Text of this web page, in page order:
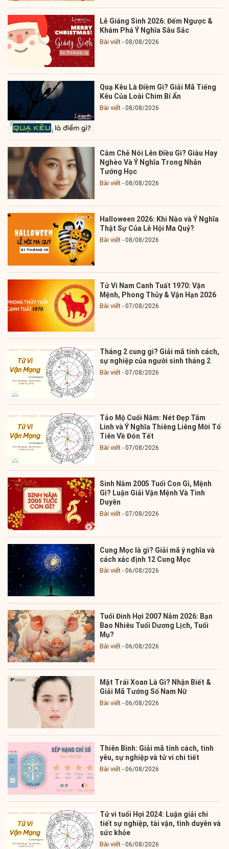
Lễ Giáng Sinh 2026: Đếm Ngược &
Khám Phá Ý Nghĩa Sâu Sắc
Bài viết 08/08/2026
Quạ Kêu Là Điềm Gì? Giải Mã Tiếng
Kêu Của Loài Chim Bí Ẩn
Bài viết 08/08/2026
Cằm Chẻ Nói Lên Điều Gì? Giàu Hay
Nghèo Và Ý Nghĩa Trong Nhân
Tướng Học
Bài viết 08/08/2026
Halloween 2026: Khi Nào và Ý Nghĩa
Thật Sự Của Lễ Hội Ma Quỷ?
Bài viết 08/08/2026
Tử Vi Nam Canh Tuất 1970: Vận
Mệnh, Phong Thủy & Vận Hạn 2026
Bài viết 07/08/2026
Tháng 2 cung gì? Giải mã tính cách,
sự nghiệp của người sinh tháng 2
Bài viết 07/08/2026
Tảo Mộ Cuối Năm: Nét Đẹp Tâm
Linh và Ý Nghĩa Thiêng Liêng Mời Tổ
Tiên Về Đón Tết
Bài viết 07/08/2026
Sinh Năm 2005 Tuổi Con Gì, Mệnh
Gì? Luận Giải Vận Mệnh Và Tình
Duyên
Bài viết 07/08/2026
Cung Mọc là gì? Giải mã ý nghĩa và
cách xác định 12 Cung Mọc
Bài viết 06/08/2026
Tuổi Đinh Hợi 2007 Năm 2026: Bạn
Bao Nhiêu Tuổi Dương Lịch, Tuổi
Mụ?
Bài viết 06/08/2026
Mặt Trái Xoan Là Gì? Nhận Biết &
Giải Mã Tướng Số Nam Nữ
Bài viết 06/08/2026
Thiên Bình: Giải mã tính cách, tình
yêu, sự nghiệp và tử vi chi tiết
Bài viết 06/08/2026
Tử vi tuổi Hợi 2024: Luận giải chi
tiết sự nghiệp, tài vận, tình duyên và
sức khỏe
Bài viết 06/08/2026